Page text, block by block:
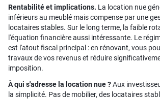
Rentabilité et implications. La location nue
inférieurs au meublé mais compense par une
locataires stables. Sur le long terme, la faible
l'équation financière aussi intéressante. Le
est l'atout fiscal principal : en rénovant, vous
travaux de vos revenus et réduire
imposition.
À qui s'adresse la location nue ?Aux
la simplicité. Pas de mobilier, des locataires